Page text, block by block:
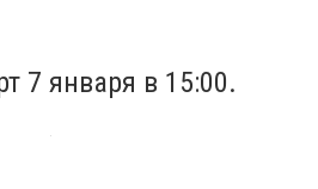
7 января в 15:00.